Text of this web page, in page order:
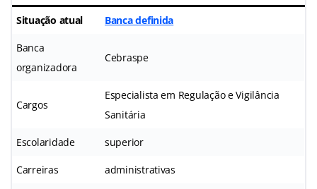
Situação atual Banca definida
Banca
organizadora
Cebraspe
Cargos
Especialista em Regulação e Vigilância
Sanitária
Escolaridade superior
Carreiras administrativas